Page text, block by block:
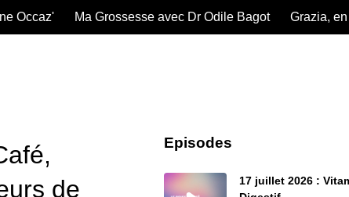
Occaz' Ma Grossesse avec Dr Odile Bagot Grazia,
de
Episodes
17 juillet 2026 :